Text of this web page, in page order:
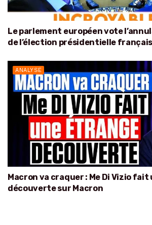
Le parlement européen vote
de l’élection présidentielle
ANALYSE
Macron va craquer : Me Di Vizio
découverte sur Macron